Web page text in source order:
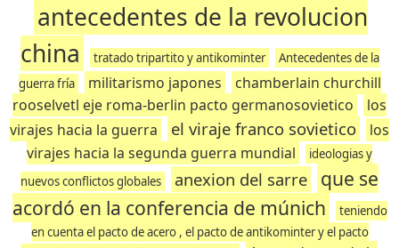
antecedentes de la revolucion
china
tratado tripartito y antikominter
Antecedentes de la
guerra fría
militarismo japones
chamberlain churchill
rooselvetl eje roma-berlin pacto germanosovietico
los
virajes hacia la guerra
el viraje franco sovietico
los
virajes hacia la segunda guerra mundial
ideologias y
nuevos conflictos globales
anexion del sarre
que se
acordó en la conferencia de múnich
teniendo
en cuenta el pacto de acero , el pacto de antikominter y el pacto